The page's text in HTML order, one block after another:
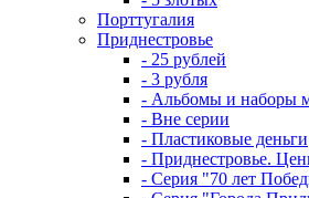
Порттугалия
Приднестровье
- 25 рублей
- 3 рубля
- Альбомы и наборы
- Вне серии
- Пластиковые деньги
- Приднестровье.
- Серия "70 лет